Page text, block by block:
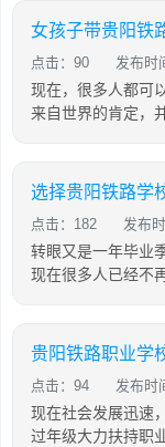
女孩子带贵阳铁
点击：90 发布时
现在，很多人都可
来自世界的肯定，
选择贵阳铁路学
点击：182 发布
转眼又是一年毕业
现在很多人已经不
贵阳铁路职业学
点击：94 发布时
现在社会发展迅速
过年级大力扶持职